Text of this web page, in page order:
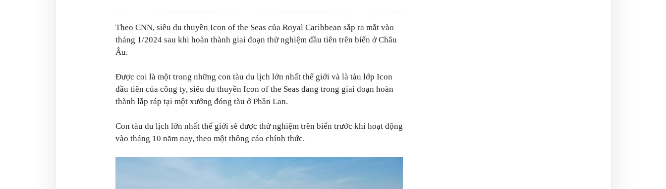
Theo CNN, siêu du thuyền Icon of the Seas của Royal Caribbean sắp ra mắt vào
tháng 1/2024 sau khi hoàn thành giai đoạn thử nghiệm đầu tiên trên biển ở Châu
Âu.
Được coi là một trong những con tàu du lịch lớn nhất thế giới và là tàu lớp Icon
đầu tiên của công ty, siêu du thuyền Icon of the Seas đang trong giai đoạn hoàn
thành lắp ráp tại một xưởng đóng tàu ở Phần Lan.
Con tàu du lịch lớn nhất thế giới sẽ được thử nghiệm trên biển trước khi hoạt động
vào tháng 10 năm nay, theo một thông cáo chính thức.